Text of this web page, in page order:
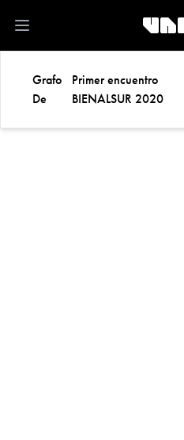
Open main menu
Grafo
De
Primer encuentro
BIENALSUR 2020